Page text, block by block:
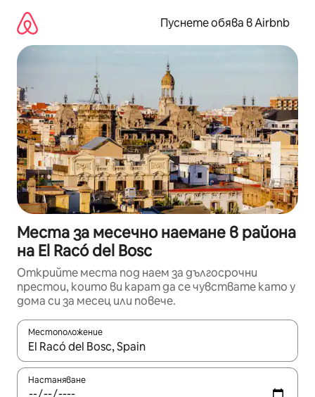
съдържанието
Пуснете обява в Airbnb
Места за месечно наемане в района
на El Racó del Bosc
Открийте места под наем за дългосрочни
престои, които ви карат да се чувствате като у
дома си за месец или повече.
Местоположение
Когато резултатите се покажат, използвайте
Настаняване